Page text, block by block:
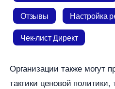
Отзывы
Настройка
Чек-лист Директ
Организации также могут
тактики ценовой политики,